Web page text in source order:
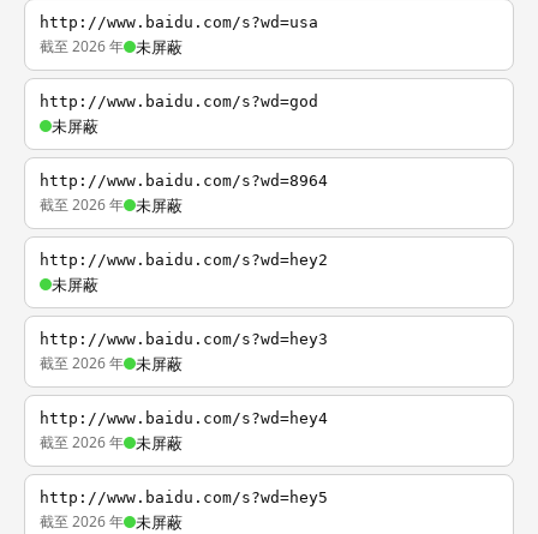
http://www.baidu.com/s?wd=usa
截至 2026 年 未屏蔽
http://www.baidu.com/s?wd=god
未屏蔽
http://www.baidu.com/s?wd=8964
截至 2026 年 未屏蔽
http://www.baidu.com/s?wd=hey2
未屏蔽
http://www.baidu.com/s?wd=hey3
截至 2026 年 未屏蔽
http://www.baidu.com/s?wd=hey4
截至 2026 年 未屏蔽
http://www.baidu.com/s?wd=hey5
截至 2026 年 未屏蔽